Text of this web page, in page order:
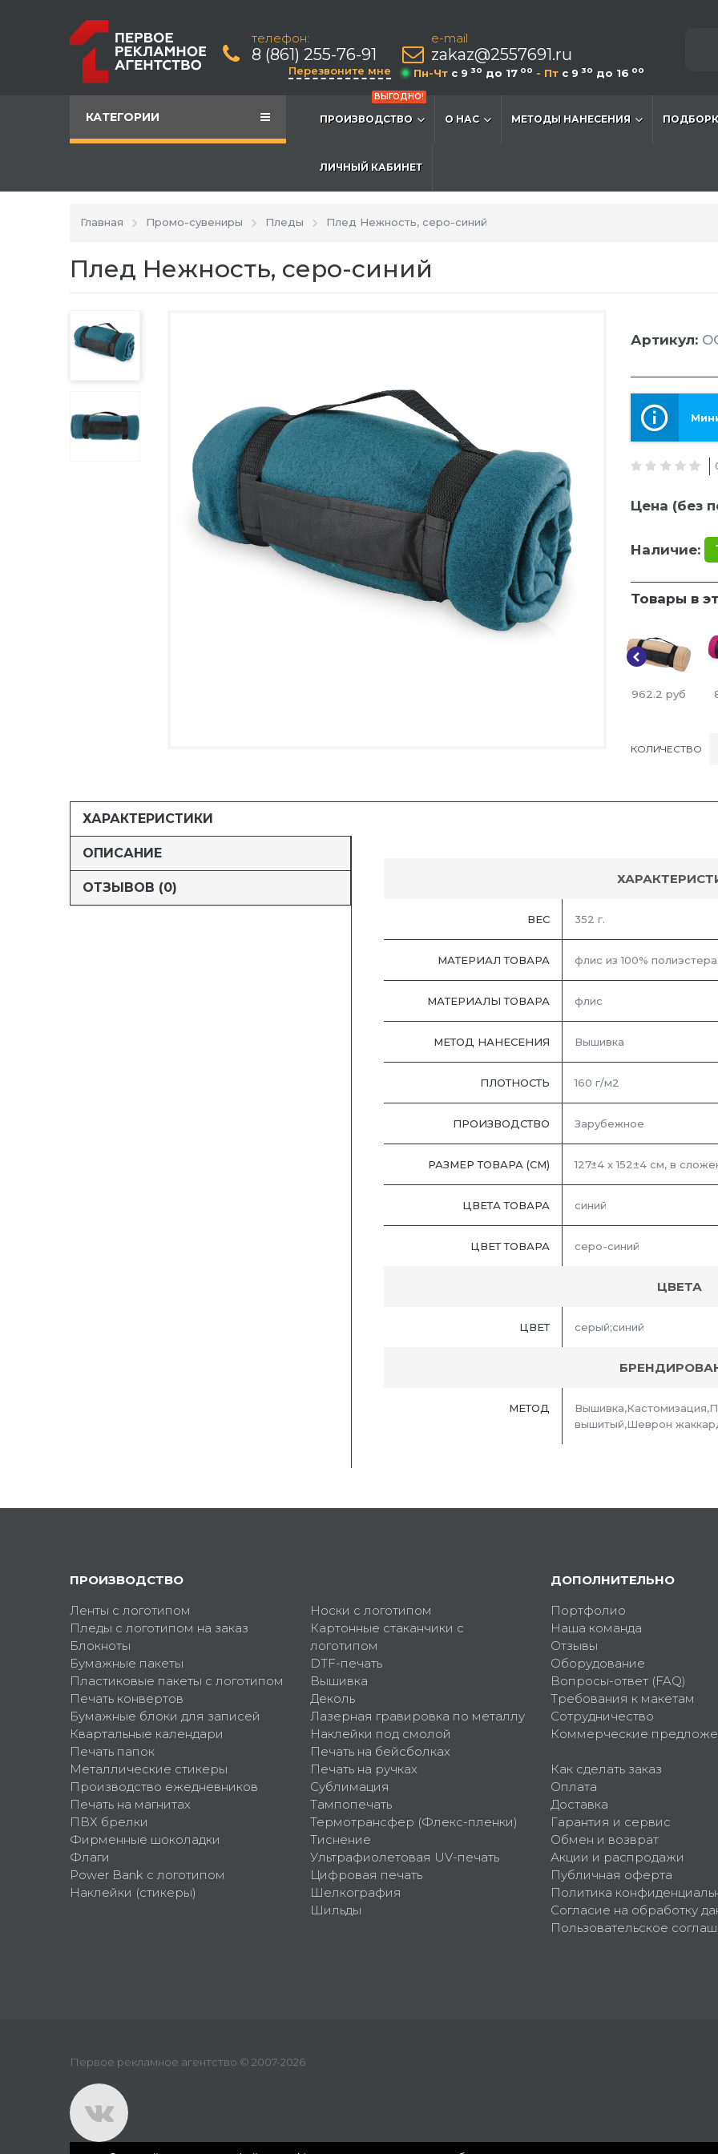
телефон:
8 (861) 255-76-91
Перезвоните мне
e-mail
zakaz@2557691.ru
Пн-Чт c 9 30 до 17 00 - Пт c 9 30 до 16 00
КАТЕГОРИИ
ВЫГОДНО!
ПРОИЗВОДСТВО О НАС МЕТОДЫ НАНЕСЕНИЯ
ЛИЧНЫЙ КАБИНЕТ
Главная Промо-сувениры Пледы Плед Нежность, серо-синий
Плед Нежность, серо-синий
Артикул:
Цена (без
Наличие:
Товары в
962.2 руб
КОЛИЧЕСТВО
ХАРАКТЕРИСТИКИ
ОПИСАНИЕ
ОТЗЫВОВ (0)
ВЕС 352 г.
МАТЕРИАЛ ТОВАРА флис из 100% полиэстера
МАТЕРИАЛЫ ТОВАРА флис
МЕТОД НАНЕСЕНИЯ Вышивка
ПЛОТНОСТЬ 160 г/м2
ПРОИЗВОДСТВО Зарубежное
РАЗМЕР ТОВАРА (СМ) 127±4 х 152±4 см, в
ЦВЕТА ТОВАРА синий
ЦВЕТ ТОВАРА серо-синий
ЦВЕТА
ЦВЕТ серый;синий
МЕТОД
вышитый,Шеврон
ПРОИЗВОДСТВО
Ленты с логотипом
Пледы с логотипом на заказ
Блокноты
Бумажные пакеты
Пластиковые пакеты с логотипом
Печать конвертов
Бумажные блоки для записей
Квартальные календари
Печать папок
Металлические стикеры
Производство ежедневников
Печать на магнитах
ПВХ брелки
Фирменные шоколадки
Флаги
Power Bank с логотипом
Наклейки (стикеры)
Носки с логотипом
Картонные стаканчики с
логотипом
DTF-печать
Вышивка
Деколь
Лазерная гравировка по металлу
Наклейки под смолой
Печать на бейсболках
Печать на ручках
Сублимация
Тампопечать
Термотрансфер (Флекс-пленки)
Тиснение
Ультрафиолетовая UV-печать
Цифровая печать
Шелкография
Шильды
ДОПОЛНИТЕЛЬНО
Портфолио
Наша команда
Отзывы
Оборудование
Вопросы-ответ (FAQ)
Требования к макетам
Сотрудничество
Коммерческие
Как сделать заказ
Оплата
Доставка
Гарантия и сервис
Обмен и возврат
Акции и распродажи
Публичная оферта
Политика
Согласие на обработку
Пользовательское
Первое рекламное агентство © 2007-2026